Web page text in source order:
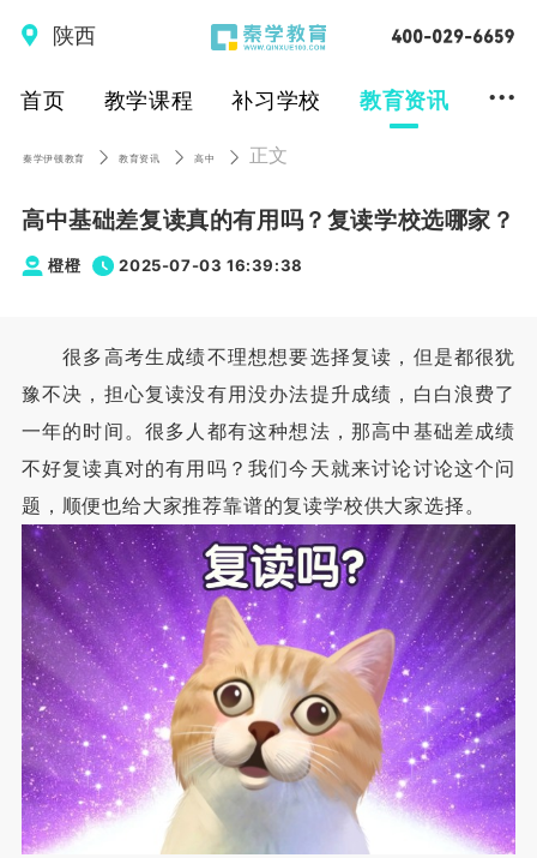
陕西
首页 教学课程 补习学校 教育资讯 ...
秦学伊顿教育 教育资讯 高中 正文
高中基础差复读真的有用吗？复读学校选哪家？
橙橙 2025-07-03 16:39:38
很多高考生成绩不理想想要选择复读，但是都很犹
豫不决，担心复读没有用没办法提升成绩，白白浪费了
一年的时间。很多人都有这种想法，那高中基础差成绩
不好复读真对的有用吗？我们今天就来讨论讨论这个问
题，顺便也给大家推荐靠谱的复读学校供大家选择。